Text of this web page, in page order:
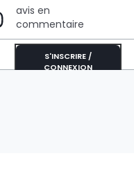
avis en
commentaire
S'INSCRIRE /
CONNEXION